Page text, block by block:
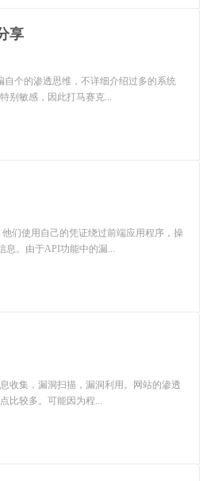
享
个的渗透思维，不详细介绍过多的系统
别敏感，因此打马赛克...
们使用自己的凭证绕过前端应用程序，操
息。由于API功能中的漏...
收集，漏洞扫描，漏洞利用。网站的渗透
比较多。可能因为程...